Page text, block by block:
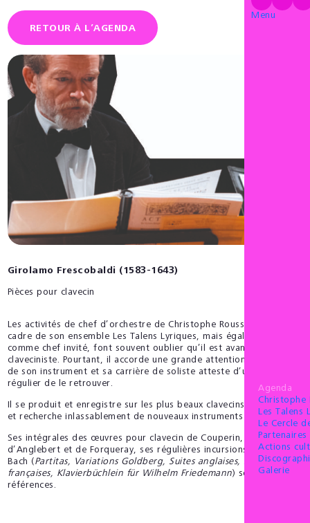
Menu
Agenda
Christophe
Les Talens
Le Cercle
Actions
Galerie
RETOUR À L’AGENDA
Girolamo Frescobaldi (1583-1643)
Pièces pour clavecin
Les activités de chef d’orchestre de Christophe Rousset dans le
cadre de son ensemble Les Talens Lyriques, mais également
comme chef invité, font souvent oublier qu’il est avant tout
claveciniste. Pourtant, il accorde une grande attention au travail
de son instrument et sa carrière de soliste atteste d’un besoin
régulier de le retrouver.
Il se produit et enregistre sur les plus beaux clavecins historiques
et recherche inlassablement de nouveaux instruments d’exception.
Ses intégrales des œuvres pour clavecin de Couperin, Rameau,
d’Anglebert et de Forqueray, ses régulières incursions chez J.-S.
Bach (Partitas, Variations Goldberg, Suites anglaises, Suites
françaises, Klavierbüchlein für Wilhelm Friedemann) sont des
références.